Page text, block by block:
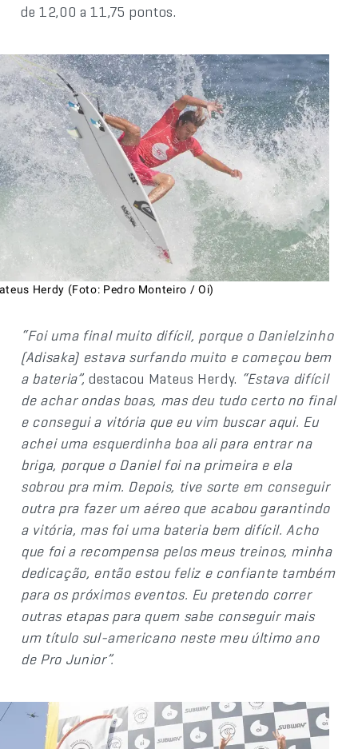
de 12,00 a 11,75 pontos.
Herdy (Foto: Pedro Monteiro / Oi)
“Foi uma final muito difícil, porque o Danielzinho
(Adisaka) estava surfando muito e começou bem
a bateria”, destacou Mateus Herdy. “Estava difícil
de achar ondas boas, mas deu tudo certo no final
e consegui a vitória que eu vim buscar aqui. Eu
achei uma esquerdinha boa ali para entrar na
briga, porque o Daniel foi na primeira e ela
sobrou pra mim. Depois, tive sorte em conseguir
outra pra fazer um aéreo que acabou garantindo
a vitória, mas foi uma bateria bem difícil. Acho
que foi a recompensa pelos meus treinos, minha
dedicação, então estou feliz e confiante também
para os próximos eventos. Eu pretendo correr
outras etapas para quem sabe conseguir mais
um título sul-americano neste meu último ano
de Pro Junior”.